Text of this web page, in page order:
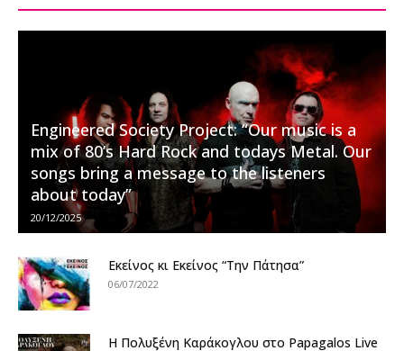
Engineered Society Project: “Our music is a
mix of 80’s Hard Rock and todays Metal. Our
songs bring a message to the listeners
about today”
20/12/2025
Εκείνος κι Εκείνος “Την Πάτησα”
06/07/2022
Η Πολυξένη Καράκογλου στο Papagalos Live